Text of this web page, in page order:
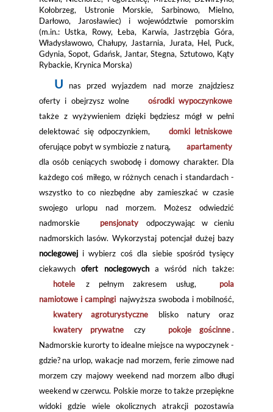
Kołobrzeg, Ustronie Morskie, Sarbinowo, Mielno,
Darłowo, Jarosławiec) i województwie pomorskim
(m.in.: Ustka, Rowy, Łeba, Karwia, Jastrzębia Góra,
Władysławowo, Chałupy, Jastarnia, Jurata, Hel, Puck,
Gdynia, Sopot, Gdańsk, Jantar, Stegna, Sztutowo, Kąty
Rybackie, Krynica Morska)
U nas przed wyjazdem nad morze znajdziesz
oferty i obejrzysz wolne
ośrodki wypoczynkowe
także z wyżywieniem dzięki będziesz mógł w pełni
delektować się odpoczynkiem,
domki letniskowe
oferujące pobyt w symbiozie z naturą,
apartamenty
dla osób ceniących swobodę i domowy charakter. Dla
każdego coś miłego, w różnych cenach i standardach -
wszystko to co niezbędne aby zamieszkać w czasie
swojego urlopu nad morzem. Możesz odwiedzić
nadmorskie
pensjonaty
odpoczywając w cieniu
nadmorskich lasów. Wykorzystaj potencjał dużej bazy
noclegoweji wybierz coś dla siebie spośród tysięcy
ciekawychofert noclegowycha wśród nich także:
hotele
z pełnym zakresem usług,
pola
namiotowe i campingi najwyższa swoboda i mobilność,
kwatery agroturystyczne
blisko natury oraz
kwatery prywatne
czy pokoje gościnne .
Nadmorskie kurorty to idealne miejsce na wypoczynek -
gdzie? na urlop, wakacje nad morzem, ferie zimowe nad
morzem czy majowy weekend nad morzem albo długi
weekend w czerwcu. Polskie morze to także przepiękne
widoki gdzie wiele okolicznych atrakcji pozostawia